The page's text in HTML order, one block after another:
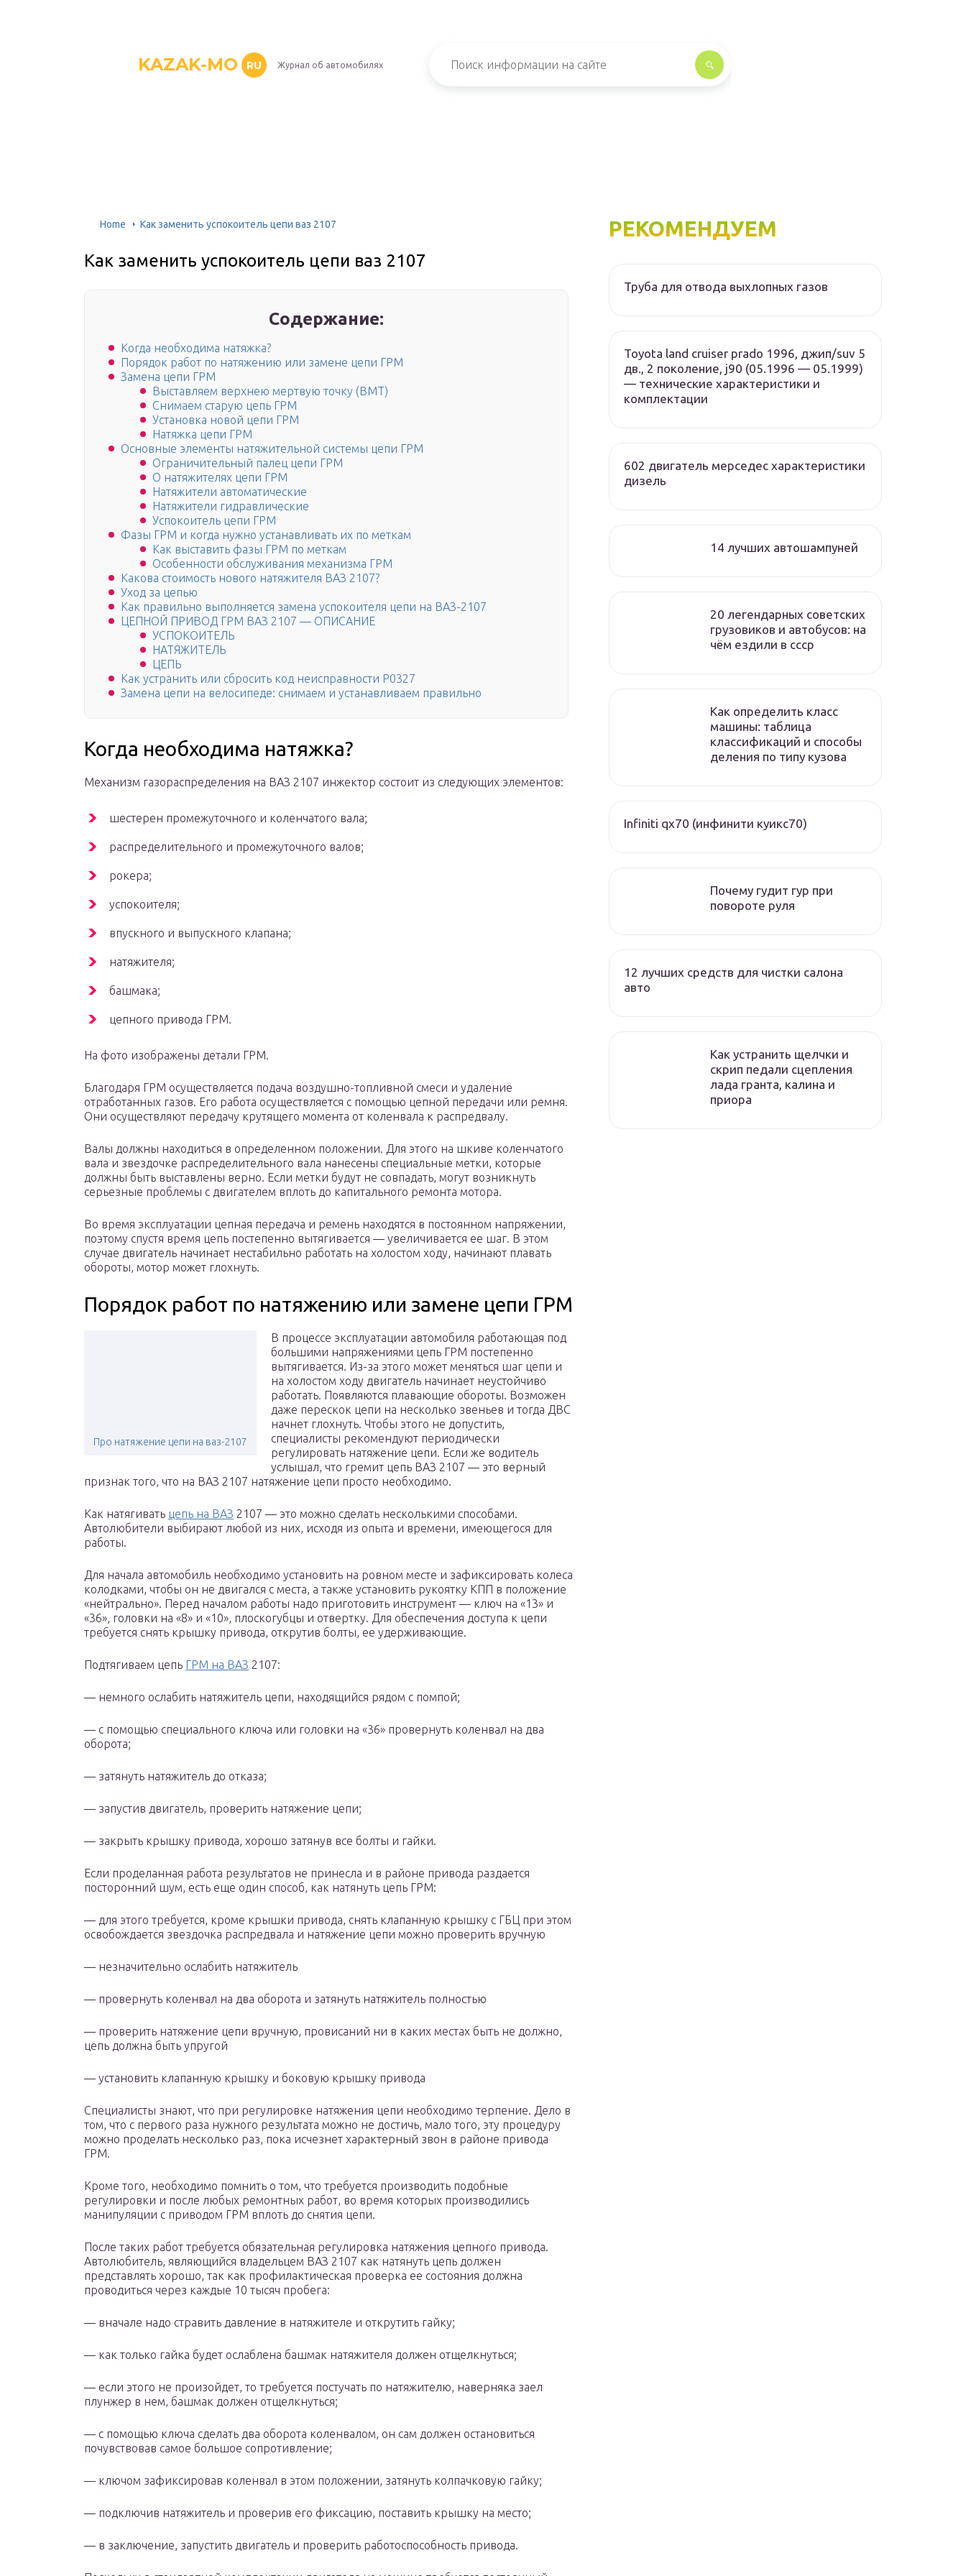
KAZAK-MO RU Журнал об автомобилях
Home Как заменить успокоитель цепи ваз 2107
Как заменить успокоитель цепи ваз 2107
Содержание:
Когда необходима натяжка?
Порядок работ по натяжению или замене цепи ГРМ
Замена цепи ГРМ
Выставляем верхнею мертвую точку (ВМТ)
Снимаем старую цепь ГРМ
Установка новой цепи ГРМ
Натяжка цепи ГРМ
Основные элементы натяжительной системы цепи ГРМ
Ограничительный палец цепи ГРМ
О натяжителях цепи ГРМ
Натяжители автоматические
Натяжители гидравлические
Успокоитель цепи ГРМ
Фазы ГРМ и когда нужно устанавливать их по меткам
Как выставить фазы ГРМ по меткам
Особенности обслуживания механизма ГРМ
Какова стоимость нового натяжителя ВАЗ 2107?
Уход за цепью
Как правильно выполняется замена успокоителя цепи на ВАЗ-2107
ЦЕПНОЙ ПРИВОД ГРМ ВАЗ 2107 — ОПИСАНИЕ
УСПОКОИТЕЛЬ
НАТЯЖИТЕЛЬ
ЦЕПЬ
Как устранить или сбросить код неисправности P0327
Замена цепи на велосипеде: снимаем и устанавливаем правильно
Когда необходима натяжка?
Механизм газораспределения на ВАЗ 2107 инжектор состоит из следующих элементов:
шестерен промежуточного и коленчатого вала;
распределительного и промежуточного валов;
рокера;
успокоителя;
впускного и выпускного клапана;
натяжителя;
башмака;
цепного привода ГРМ.
На фото изображены детали ГРМ.
Благодаря ГРМ осуществляется подача воздушно-топливной смеси и удаление
отработанных газов. Его работа осуществляется с помощью цепной передачи или ремня.
Они осуществляют передачу крутящего момента от коленвала к распредвалу.
Валы должны находиться в определенном положении. Для этого на шкиве коленчатого
вала и звездочке распределительного вала нанесены специальные метки, которые
должны быть выставлены верно. Если метки будут не совпадать, могут возникнуть
серьезные проблемы с двигателем вплоть до капитального ремонта мотора.
Во время эксплуатации цепная передача и ремень находятся в постоянном напряжении,
поэтому спустя время цепь постепенно вытягивается — увеличивается ее шаг. В этом
случае двигатель начинает нестабильно работать на холостом ходу, начинают плавать
обороты, мотор может глохнуть.
Порядок работ по натяжению или замене цепи ГРМ
Про натяжение цепи на ваз-2107
В процессе эксплуатации автомобиля работающая под
большими напряжениями цепь ГРМ постепенно
вытягивается. Из-за этого может меняться шаг цепи и
на холостом ходу двигатель начинает неустойчиво
работать. Появляются плавающие обороты. Возможен
даже перескок цепи на несколько звеньев и тогда ДВС
начнет глохнуть. Чтобы этого не допустить,
специалисты рекомендуют периодически
регулировать натяжение цепи. Если же водитель
услышал, что гремит цепь ВАЗ 2107 — это верный
признак того, что на ВАЗ 2107 натяжение цепи просто необходимо.
Как натягивать цепь на ВАЗ 2107 — это можно сделать несколькими способами.
Автолюбители выбирают любой из них, исходя из опыта и времени, имеющегося для
работы.
Для начала автомобиль необходимо установить на ровном месте и зафиксировать колеса
колодками, чтобы он не двигался с места, а также установить рукоятку КПП в положение
«нейтрально». Перед началом работы надо приготовить инструмент — ключ на «13» и
«36», головки на «8» и «10», плоскогубцы и отвертку. Для обеспечения доступа к цепи
требуется снять крышку привода, открутив болты, ее удерживающие.
Подтягиваем цепь ГРМ на ВАЗ 2107:
— немного ослабить натяжитель цепи, находящийся рядом с помпой;
— с помощью специального ключа или головки на «36» провернуть коленвал на два
оборота;
— затянуть натяжитель до отказа;
— запустив двигатель, проверить натяжение цепи;
— закрыть крышку привода, хорошо затянув все болты и гайки.
Если проделанная работа результатов не принесла и в районе привода раздается
посторонний шум, есть еще один способ, как натянуть цепь ГРМ:
— для этого требуется, кроме крышки привода, снять клапанную крышку с ГБЦ при этом
освобождается звездочка распредвала и натяжение цепи можно проверить вручную
— незначительно ослабить натяжитель
— провернуть коленвал на два оборота и затянуть натяжитель полностью
— проверить натяжение цепи вручную, провисаний ни в каких местах быть не должно,
цепь должна быть упругой
— установить клапанную крышку и боковую крышку привода
Специалисты знают, что при регулировке натяжения цепи необходимо терпение. Дело в
том, что с первого раза нужного результата можно не достичь, мало того, эту процедуру
можно проделать несколько раз, пока исчезнет характерный звон в районе привода
ГРМ.
Кроме того, необходимо помнить о том, что требуется производить подобные
регулировки и после любых ремонтных работ, во время которых производились
манипуляции с приводом ГРМ вплоть до снятия цепи.
После таких работ требуется обязательная регулировка натяжения цепного привода.
Автолюбитель, являющийся владельцем ВАЗ 2107 как натянуть цепь должен
представлять хорошо, так как профилактическая проверка ее состояния должна
проводиться через каждые 10 тысяч пробега:
— вначале надо стравить давление в натяжителе и открутить гайку;
— как только гайка будет ослаблена башмак натяжителя должен отщелкнуться;
— если этого не произойдет, то требуется постучать по натяжителю, наверняка заел
плунжер в нем, башмак должен отщелкнуться;
— с помощью ключа сделать два оборота коленвалом, он сам должен остановиться
почувствовав самое большое сопротивление;
— ключом зафиксировав коленвал в этом положении, затянуть колпачковую гайку;
— подключив натяжитель и проверив его фиксацию, поставить крышку на место;
— в заключение, запустить двигатель и проверить работоспособность привода.
РЕКОМЕНДУЕМ
Труба для отвода выхлопных газов
Toyota land cruiser prado 1996, джип/suv 5
дв., 2 поколение, j90 (05.1996 — 05.1999)
— технические характеристики и
комплектации
602 двигатель мерседес характеристики
дизель
14 лучших автошампуней
20 легендарных советских
грузовиков и автобусов: на
чём ездили в ссср
Как определить класс
машины: таблица
классификаций и способы
деления по типу кузова
Infiniti qx70 (инфинити куикс70)
Почему гудит гур при
повороте руля
12 лучших средств для чистки салона
авто
Как устранить щелчки и
скрип педали сцепления
лада гранта, калина и
приора